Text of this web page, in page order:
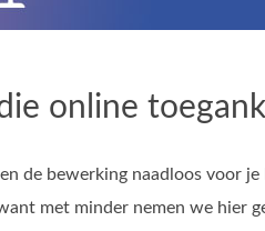
online
de bewerking naadloos voor
met minder nemen we hier